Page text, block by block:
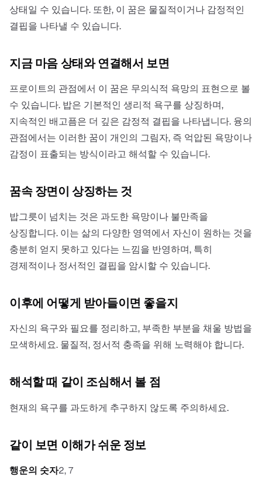
상태일 수 있습니다. 또한, 이 꿈은 물질적이거나 감정적인
결핍을 나타낼 수 있습니다.
지금 마음 상태와 연결해서 보면
프로이트의 관점에서 이 꿈은 무의식적 욕망의 표현으로 볼
수 있습니다. 밥은 기본적인 생리적 욕구를 상징하며,
지속적인 배고픔은 더 깊은 감정적 결핍을 나타냅니다. 융의
관점에서는 이러한 꿈이 개인의 그림자, 즉 억압된 욕망이나
감정이 표출되는 방식이라고 해석할 수 있습니다.
꿈속 장면이 상징하는 것
밥그릇이 넘치는 것은 과도한 욕망이나 불만족을
상징합니다. 이는 삶의 다양한 영역에서 자신이 원하는 것을
충분히 얻지 못하고 있다는 느낌을 반영하며, 특히
경제적이나 정서적인 결핍을 암시할 수 있습니다.
이후에 어떻게 받아들이면 좋을지
자신의 욕구와 필요를 정리하고, 부족한 부분을 채울 방법을
모색하세요. 물질적, 정서적 충족을 위해 노력해야 합니다.
해석할 때 같이 조심해서 볼 점
현재의 욕구를 과도하게 추구하지 않도록 주의하세요.
같이 보면 이해가 쉬운 정보
행운의 숫자2, 7